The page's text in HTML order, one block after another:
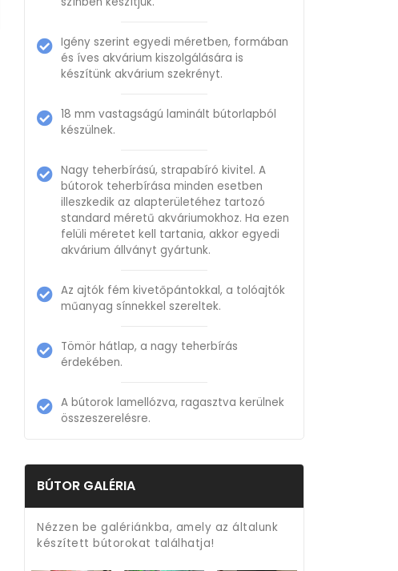
Igény szerint egyedi méretben, formában
és íves akvárium kiszolgálására is
készítünk akvárium szekrényt.
18 mm vastagságú laminált bútorlapból
készülnek.
Nagy teherbírású, strapabíró kivitel. A
bútorok teherbírása minden esetben
illeszkedik az alapterületéhez tartozó
standard méretű akváriumokhoz. Ha ezen
felüli méretet kell tartania, akkor egyedi
akvárium állványt gyártunk.
Az ajtók fém kivetőpántokkal, a tolóajtók
műanyag sínnekkel szereltek.
Tömör hátlap, a nagy teherbírás
érdekében.
A bútorok lamellózva, ragasztva kerülnek
összeszerelésre.
BÚTOR GALÉRIA
Nézzen be galériánkba, amely az általunk
készített bútorokat találhatja!